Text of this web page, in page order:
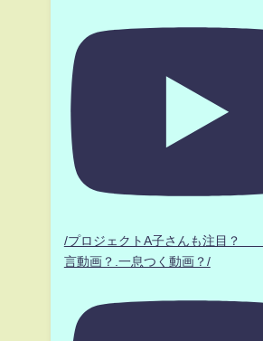
/プロジェクトA子さんも注目？
言動画？.一息つく動画？/